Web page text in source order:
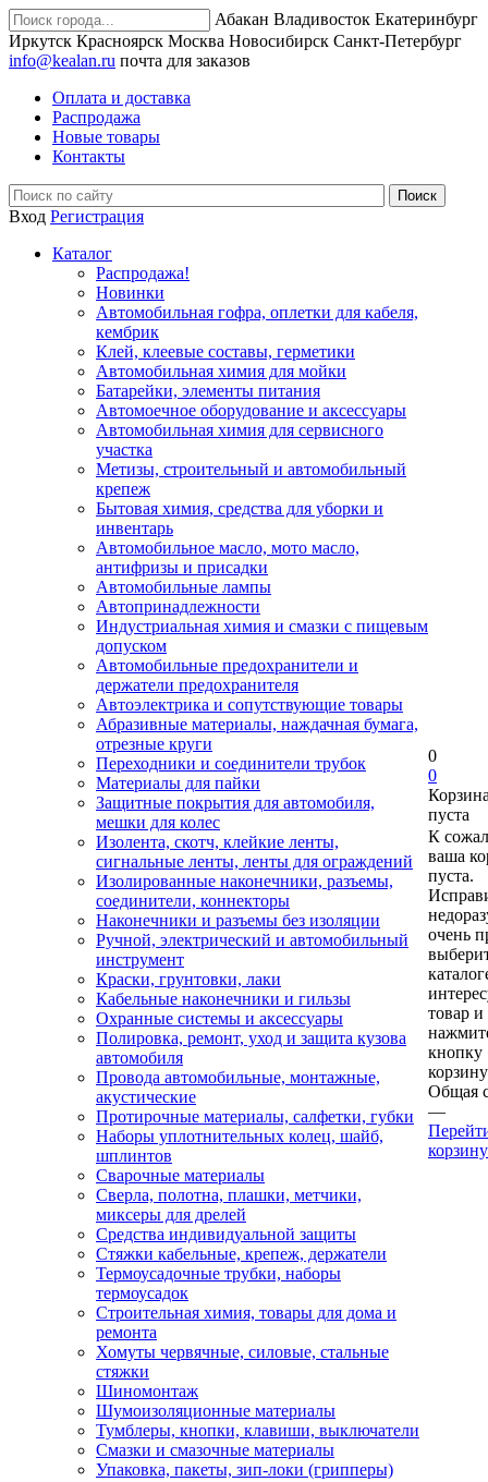
Абакан Владивосток Екатеринбург
Иркутск Красноярск Москва Новосибирск Санкт-Петербург
info@kealan.ru почта для заказов
Оплата и доставка
Распродажа
Новые товары
Контакты
Вход Регистрация
Каталог
Распродажа!
Новинки
Автомобильная гофра, оплетки для кабеля,
кембрик
Клей, клеевые составы, герметики
Автомобильная химия для мойки
Батарейки, элементы питания
Автомоечное оборудование и аксессуары
Автомобильная химия для сервисного
участка
Метизы, строительный и автомобильный
крепеж
Бытовая химия, средства для уборки и
инвентарь
Автомобильное масло, мото масло,
антифризы и присадки
Автомобильные лампы
Автопринадлежности
Индустриальная химия и смазки с пищевым
допуском
Автомобильные предохранители и
держатели предохранителя
Автоэлектрика и сопутствующие товары
Абразивные материалы, наждачная бумага,
отрезные круги
Переходники и соединители трубок
Материалы для пайки
Защитные покрытия для автомобиля,
мешки для колес
Изолента, скотч, клейкие ленты,
сигнальные ленты, ленты для ограждений
Изолированные наконечники, разъемы,
соединители, коннекторы
Наконечники и разъемы без изоляции
Ручной, электрический и автомобильный
инструмент
Краски, грунтовки, лаки
Кабельные наконечники и гильзы
Охранные системы и аксессуары
Полировка, ремонт, уход и защита кузова
автомобиля
Провода автомобильные, монтажные,
акустические
Протирочные материалы, салфетки, губки
Наборы уплотнительных колец, шайб,
шплинтов
Сварочные материалы
Сверла, полотна, плашки, метчики,
миксеры для дрелей
Средства индивидуальной защиты
Стяжки кабельные, крепеж, держатели
Термоусадочные трубки, наборы
термоусадок
Строительная химия, товары для дома и
ремонта
Хомуты червячные, силовые, стальные
стяжки
Шиномонтаж
Шумоизоляционные материалы
Тумблеры, кнопки, клавиши, выключатели
Смазки и смазочные материалы
Упаковка, пакеты, зип-локи (грипперы)
0
0
пуста
К
ваша
пуста.
очень
товар и
кнопку
Общая
—
корзину